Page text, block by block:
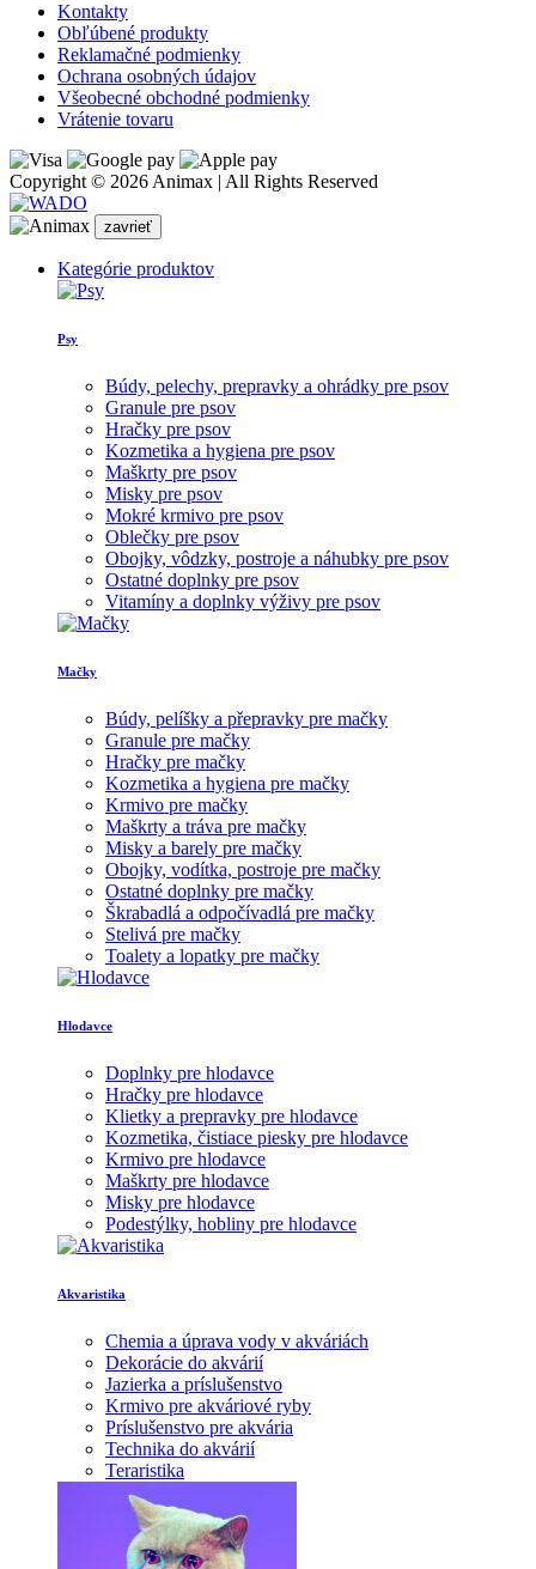
Kontakty
Obľúbené produkty
Reklamačné podmienky
Ochrana osobných údajov
Všeobecné obchodné podmienky
Vrátenie tovaru
Copyright © 2026 Animax | All Rights Reserved
zavrieť
Kategórie produktov
Psy
Búdy, pelechy, prepravky a ohrádky pre psov
Granule pre psov
Hračky pre psov
Kozmetika a hygiena pre psov
Maškrty pre psov
Misky pre psov
Mokré krmivo pre psov
Oblečky pre psov
Obojky, vôdzky, postroje a náhubky pre psov
Ostatné doplnky pre psov
Vitamíny a doplnky výživy pre psov
Mačky
Búdy, pelíšky a přepravky pre mačky
Granule pre mačky
Hračky pre mačky
Kozmetika a hygiena pre mačky
Krmivo pre mačky
Maškrty a tráva pre mačky
Misky a barely pre mačky
Obojky, vodítka, postroje pre mačky
Ostatné doplnky pre mačky
Škrabadlá a odpočívadlá pre mačky
Stelivá pre mačky
Toalety a lopatky pre mačky
Hlodavce
Doplnky pre hlodavce
Hračky pre hlodavce
Klietky a prepravky pre hlodavce
Kozmetika, čistiace piesky pre hlodavce
Krmivo pre hlodavce
Maškrty pre hlodavce
Misky pre hlodavce
Podestýlky, hobliny pre hlodavce
Akvaristika
Chemia a úprava vody v akváriách
Dekorácie do akvárií
Jazierka a príslušenstvo
Krmivo pre akváriové ryby
Príslušenstvo pre akvária
Technika do akvárií
Teraristika